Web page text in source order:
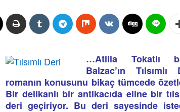
…Atilla Tokatlı
Balzac’ın Tılsımlı
romanın konusunu bikaç tümcede
Bir delikanlı bir antikacıda eline bir
deri geçiriyor. Bu deri sayesinde